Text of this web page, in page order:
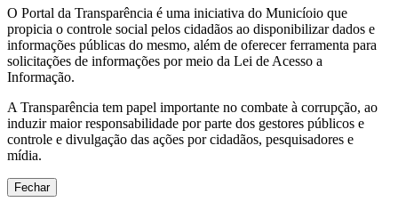
O Portal da Transparência é uma iniciativa do Municíoio que
propicia o controle social pelos cidadãos ao disponibilizar dados e
informações públicas do mesmo, além de oferecer ferramenta para
solicitações de informações por meio da Lei de Acesso a
Informação.
A Transparência tem papel importante no combate à corrupção, ao
induzir maior responsabilidade por parte dos gestores públicos e
controle e divulgação das ações por cidadãos, pesquisadores e
mídia.
Fechar